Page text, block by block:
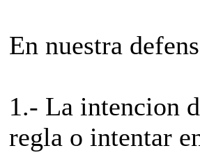
En nuestra
1.- La intencion
regla o intentar